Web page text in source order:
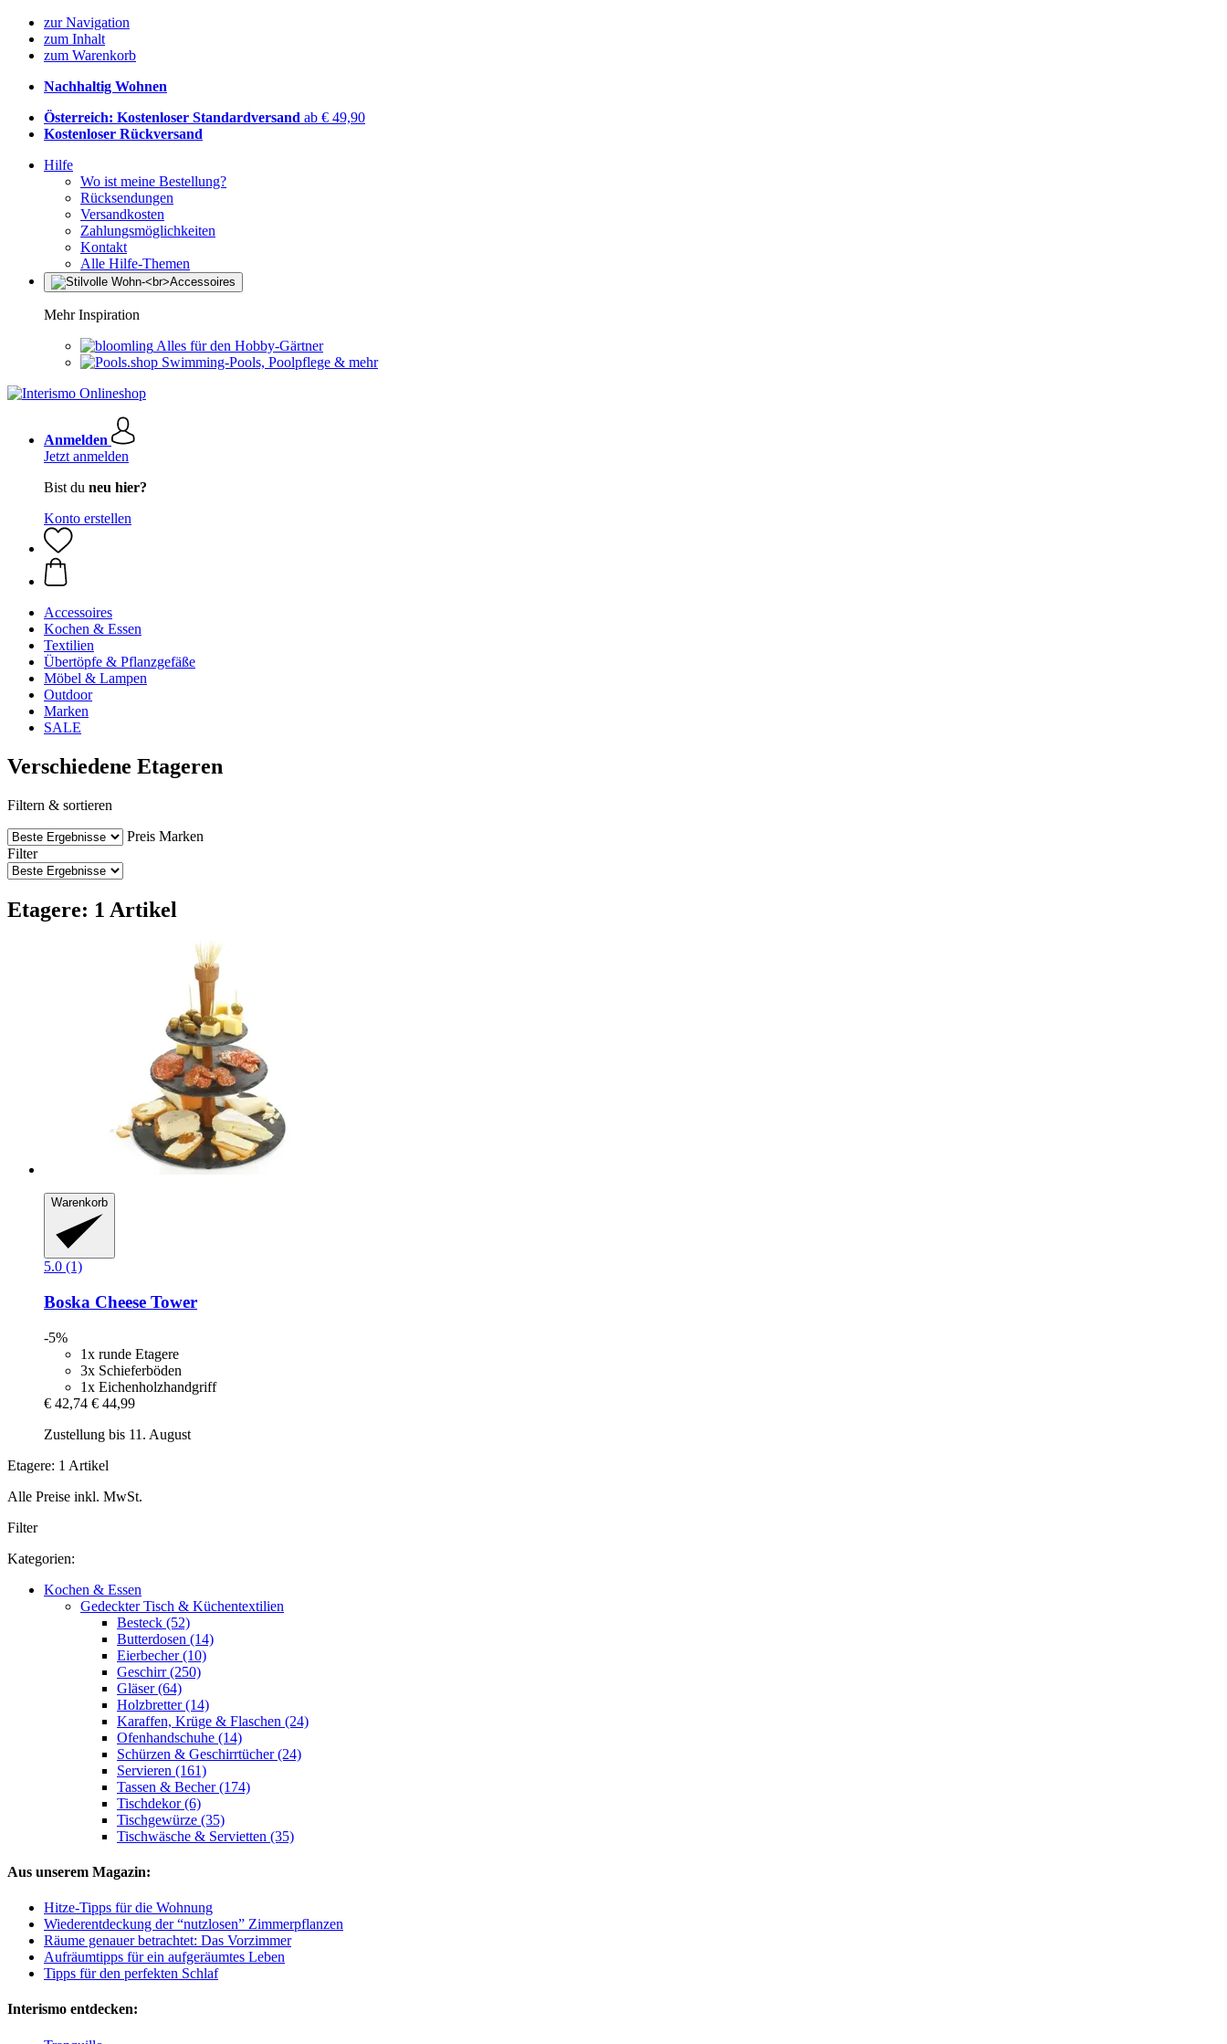
zur Navigation
zum Inhalt
zum Warenkorb
Nachhaltig Wohnen
Österreich: Kostenloser Standardversand ab € 49,90
Kostenloser Rückversand
Hilfe
Wo ist meine Bestellung?
Rücksendungen
Versandkosten
Zahlungsmöglichkeiten
Kontakt
Alle Hilfe-Themen
Mehr Inspiration
Alles für den Hobby-Gärtner
Swimming-Pools, Poolpflege & mehr
Anmelden
Jetzt anmelden
Bist du neu hier?
Konto erstellen
Accessoires
Kochen & Essen
Textilien
Übertöpfe & Pflanzgefäße
Möbel & Lampen
Outdoor
Marken
SALE
Verschiedene Etageren
Filtern & sortieren
Preis Marken
Filter
Etagere: 1 Artikel
Warenkorb
5.0 (1)
Boska Cheese Tower
-5%
1x runde Etagere
3x Schieferböden
1x Eichenholzhandgriff
€ 42,74 € 44,99
Zustellung bis 11. August
Etagere: 1 Artikel
Alle Preise inkl. MwSt.
Filter
Kategorien:
Kochen & Essen
Gedeckter Tisch & Küchentextilien
Besteck (52)
Butterdosen (14)
Eierbecher (10)
Geschirr (250)
Gläser (64)
Holzbretter (14)
Karaffen, Krüge & Flaschen (24)
Ofenhandschuhe (14)
Schürzen & Geschirrtücher (24)
Servieren (161)
Tassen & Becher (174)
Tischdekor (6)
Tischgewürze (35)
Tischwäsche & Servietten (35)
Aus unserem Magazin:
Hitze-Tipps für die Wohnung
Wiederentdeckung der “nutzlosen” Zimmerpflanzen
Räume genauer betrachtet: Das Vorzimmer
Aufräumtipps für ein aufgeräumtes Leben
Tipps für den perfekten Schlaf
Interismo entdecken: